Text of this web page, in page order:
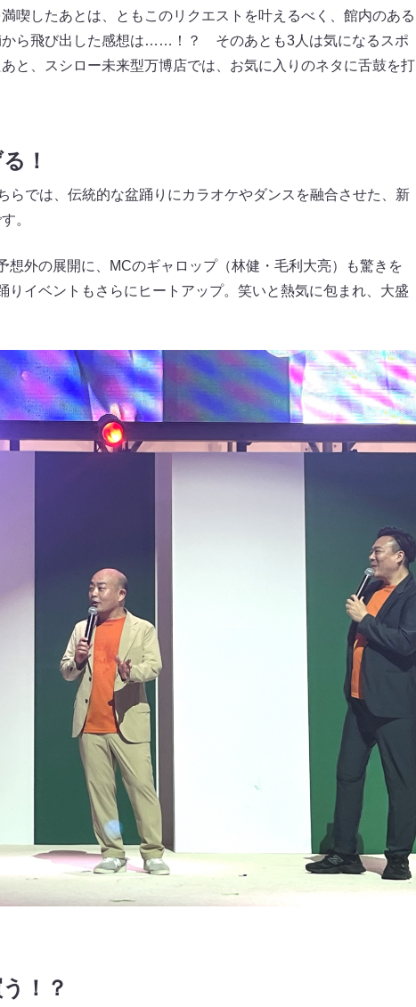
喫したあとは、ともこのリクエストを叶えるべく、館内のある
から飛び出した感想は……！？ そのあとも3人は気になるスポ
と、スシロー未来型万博店では、お気に入りのネタに舌鼓を打
！
では、伝統的な盆踊りにカラオケやダンスを融合させた、新
。
外の展開に、MCのギャロップ（林健・毛利大亮）も驚きを
イベントもさらにヒートアップ。笑いと熱気に包まれ、大盛
！？